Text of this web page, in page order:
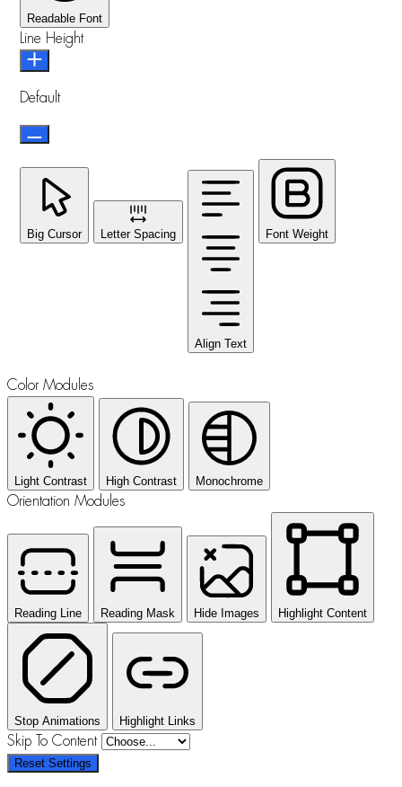
Readable Font
Line Height
Default
Big Cursor Letter Spacing
Align Text
Font Weight
Color Modules
Light Contrast High Contrast Monochrome
Orientation Modules
Reading Line Reading Mask Hide Images Highlight Content
Stop Animations Highlight Links
Skip To Content
Reset Settings